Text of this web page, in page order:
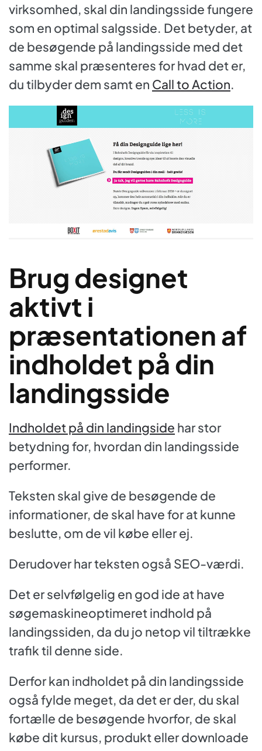
virksomhed, skal din landingsside fungere
som en optimal salgsside. Det betyder, at
de besøgende på landingsside med det
samme skal præsenteres for hvad det er,
du tilbyder dem samt en Call to Action.
Brug designet
aktivt i
præsentationen af
indholdet på din
landingsside
Indholdet på din landingside har stor
betydning for, hvordan din landingsside
performer.
Teksten skal give de besøgende de
informationer, de skal have for at kunne
beslutte, om de vil købe eller ej.
Derudover har teksten også SEO-værdi.
Det er selvfølgelig en god ide at have
søgemaskineoptimeret indhold på
landingssiden, da du jo netop vil tiltrække
trafik til denne side.
Derfor kan indholdet på din landingsside
også fylde meget, da det er der, du skal
fortælle de besøgende hvorfor, de skal
købe dit kursus, produkt eller downloade